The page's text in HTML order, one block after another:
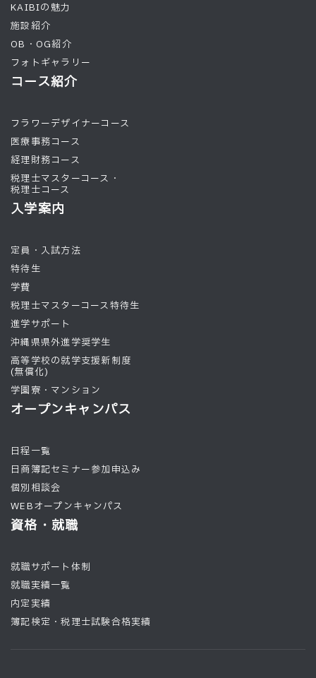
KAIBIの魅力
施設紹介
OB・OG紹介
フォトギャラリー
コース紹介
フラワーデザイナーコース
医療事務コース
経理財務コース
税理士マスターコース・
税理士コース
入学案内
定員・入試方法
特待生
学費
税理士マスターコース特待生
進学サポート
沖縄県県外進学奨学生
高等学校の就学支援新制度
(無償化)
学園寮・マンション
オープンキャンパス
日程一覧
日商簿記セミナー参加申込み
個別相談会
WEBオープンキャンパス
資格・就職
就職サポート体制
就職実績一覧
内定実績
簿記検定・税理士試験合格実績